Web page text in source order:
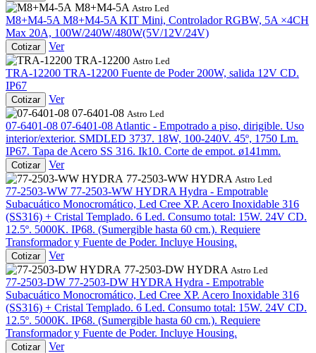
M8+M4-5A Astro Led
M8+M4-5A M8+M4-5A KIT Mini, Controlador RGBW, 5A ×4CH
Max 20A, 100W/240W/480W(5V/12V/24V)
Cotizar
Ver
TRA-12200 Astro Led
TRA-12200 TRA-12200 Fuente de Poder 200W, salida 12V CD.
IP67
Cotizar
Ver
07-6401-08 Astro Led
07-6401-08 07-6401-08 Atlantic - Empotrado a piso, dirigible. Uso
interior/exterior. SMDLED 3737. 18W, 100-240V. 45º, 1750 Lm.
IP67. Tapa de Acero SS 316. Ik10. Corte de empot. ø141mm.
Cotizar
Ver
77-2503-WW HYDRA Astro Led
77-2503-WW 77-2503-WW HYDRA Hydra - Empotrable
Subacuático Monocromático, Led Cree XP. Acero Inoxidable 316
(SS316) + Cristal Templado. 6 Led. Consumo total: 15W. 24V CD.
12.5º. 5000K. IP68. (Sumergible hasta 60 cm.). Requiere
Transformador y Fuente de Poder. Incluye Housing.
Cotizar
Ver
77-2503-DW HYDRA Astro Led
77-2503-DW 77-2503-DW HYDRA Hydra - Empotrable
Subacuático Monocromático, Led Cree XP. Acero Inoxidable 316
(SS316) + Cristal Templado. 6 Led. Consumo total: 15W. 24V CD.
12.5º. 5000K. IP68. (Sumergible hasta 60 cm.). Requiere
Transformador y Fuente de Poder. Incluye Housing.
Cotizar
Ver